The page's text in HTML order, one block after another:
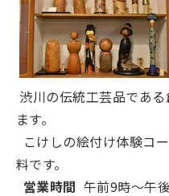
渋川の伝統工芸品であ
ます。
こけしの絵付け体験コ
料です。
営業時間 午前9時～午